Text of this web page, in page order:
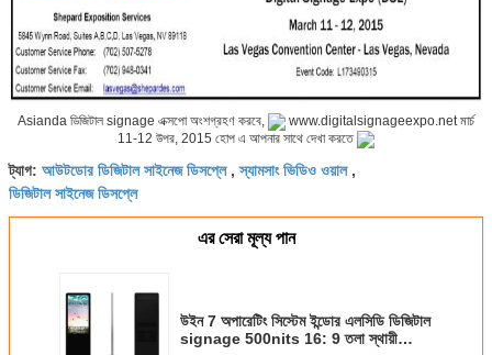
Asianda ডিজিটাল signage এক্সপো অংশগ্রহণ করবে,
www.digitalsignageexpo.net মার্চ
11-12 উপর, 2015 হোপ এ আপনার সাথে দেখা করতে
ট্যাগ: আউটডোর ডিজিটাল সাইনেজ ডিসপ্লে,স্যামসাং ভিডিও ওয়াল,
ডিজিটাল সাইনেজ ডিসপ্লে
এর সেরা মূল্য পান
উইন 7 অপারেটিং সিস্টেম ইন্ডোর এলসিডি ডিজিটাল
signage 500nits 16: 9 তলা স্থায়ী